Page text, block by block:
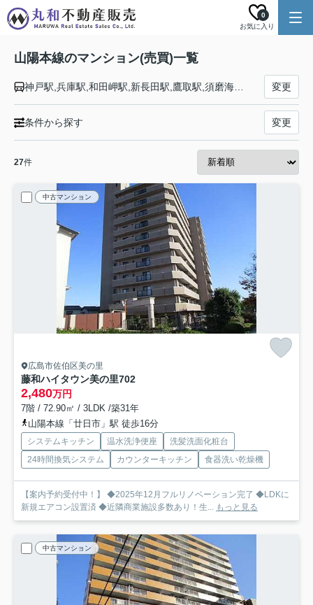
お気に入り
0
山陽本線のマンション(売買)一覧
変更
条件から探す 変更
27件
中古マンション
広島市佐伯区美の里
藤和ハイタウン美の里702
2,480万円
7階 / 72.90㎡ / 3LDK /築31年
山陽本線「廿日市」駅 徒歩16分
システムキッチン 温水洗浄便座
洗髪洗面化粧台
24時間換気システム
カウンターキッチン 食器洗い乾燥機
【案内予約受付中！】 ◆2025年12月フルリノベーション完了 ◆LDKに
新規エアコン設置済 ◆近隣商業施設多数あり！生... もっと見る
中古マンション